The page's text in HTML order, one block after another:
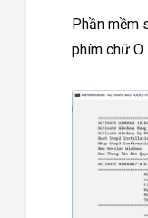
Phần mềm
phím chữ O